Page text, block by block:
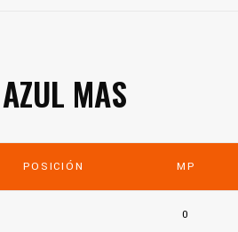
MAS
POSICIÓN MP
0